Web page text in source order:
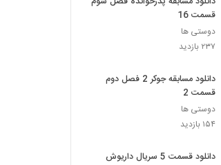
قسمت 16
دوستی ها
۲۳۷ بازدید
دانلود مسابقه جوکر 2 فصل دوم
قسمت 2
دوستی ها
۱۵۴ بازدید
دانلود قسمت 5 سریال داریوش